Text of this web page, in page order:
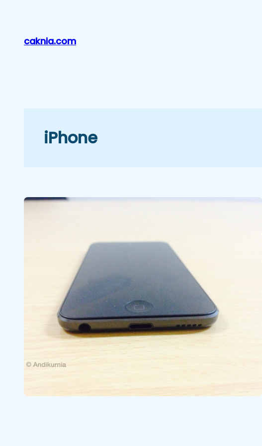
kontencaknia.com
iPhone